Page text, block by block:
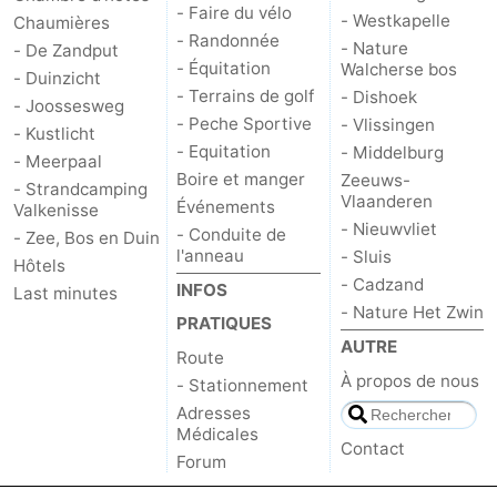
Chaumières
- De Zandput
- Duinzicht
- Joossesweg
- Kustlicht
- Meerpaal
- Strandcamping
Valkenisse
- Zee, Bos en Duin
Hôtels
Last minutes
- Faire du vélo
- Randonnée
- Équitation
- Terrains de golf
- Peche Sportive
- Equitation
Boire et manger
Événements
- Conduite de
l'anneau
INFOS
PRATIQUES
Route
- Stationnement
Adresses
Médicales
Forum
- Westkapelle
- Nature
Walcherse bos
- Dishoek
- Vlissingen
- Middelburg
Zeeuws-
Vlaanderen
- Nieuwvliet
- Sluis
- Cadzand
- Nature Het Zwin
AUTRE
À propos de nous
Contact